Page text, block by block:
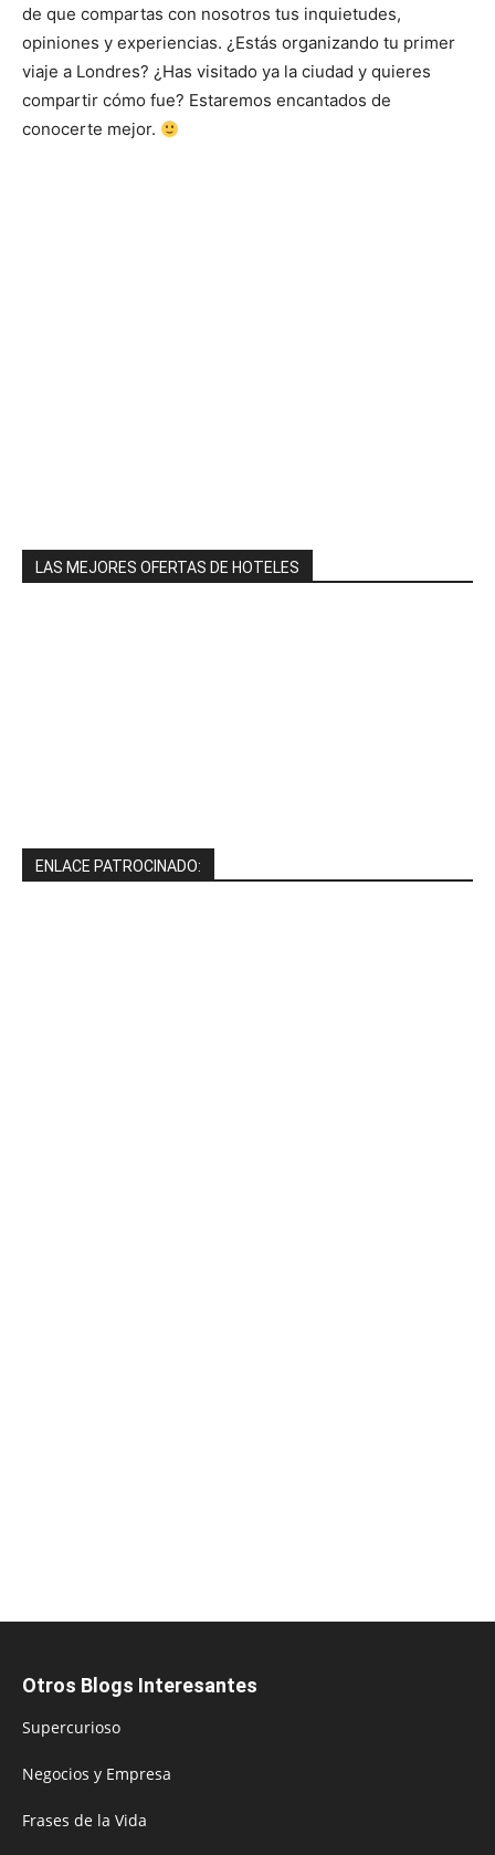
de que compartas con nosotros tus inquietudes,
opiniones y experiencias. ¿Estás organizando tu primer
viaje a Londres? ¿Has visitado ya la ciudad y quieres
compartir cómo fue? Estaremos encantados de
conocerte mejor.
LAS MEJORES OFERTAS DE HOTELES
ENLACE PATROCINADO:
Otros Blogs Interesantes
Supercurioso
Negocios y Empresa
Frases de la Vida